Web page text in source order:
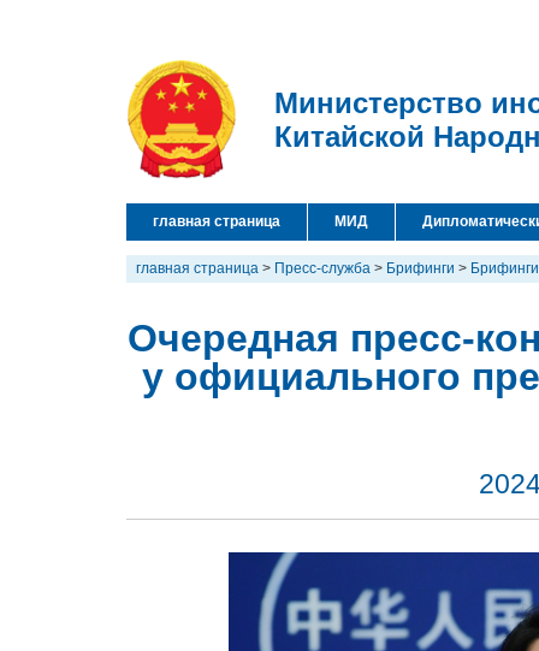
Министерство
Китайской
главная страница МИД
главная страница > Пресс-служба > Брифинги > Брифинги
Очередная пресс-
у официального